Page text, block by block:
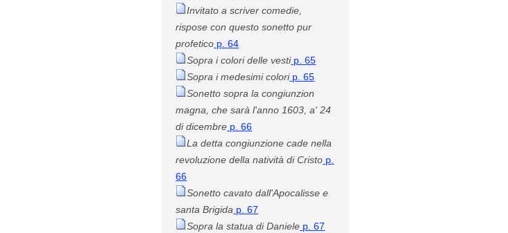
Invitato a scriver comedie,
rispose con questo sonetto pur
profetico p. 64
Sopra i colori delle vestip. 65
Sopra i medesimi colorip. 65
Sonetto sopra la congiunzion
magna, che sarà l'anno 1603, a' 24
di dicembre p. 66
La detta congiunzione cade nella
revoluzione della natività di Cristo p.
66
Sonetto cavato dall'Apocalisse e
santa Brigida p. 67
Sopra la statua di Daniele p. 67